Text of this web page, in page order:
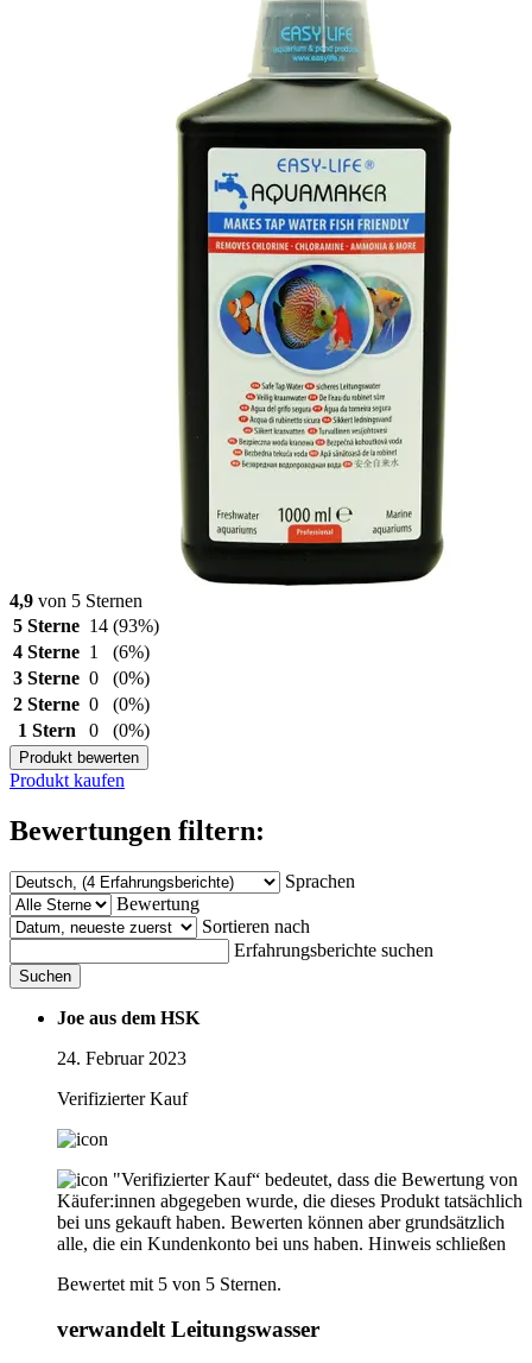
4,9 von 5 Sternen
5 Sterne 14 (93%)
4 Sterne 1
(6%)
3 Sterne 0
(0%)
2 Sterne 0
(0%)
1 Stern
0 (0%)
Produkt bewerten
Produkt kaufen
Bewertungen filtern:
Sprachen
Bewertung
Sortieren nach
Erfahrungsberichte suchen
Suchen
Joe aus dem HSK
24. Februar 2023
Verifizierter Kauf
"Verifizierter Kauf“ bedeutet, dass die Bewertung von
Käufer:innen abgegeben wurde, die dieses Produkt tatsächlich
bei uns gekauft haben. Bewerten können aber grundsätzlich
alle, die ein Kundenkonto bei uns haben. Hinweis schließen
Bewertet mit 5 von 5 Sternen.
verwandelt Leitungswasser